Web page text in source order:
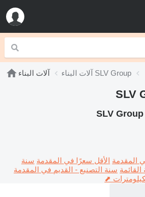
آلات البناء آلات البناء SLV Group
المقدمة الأقل سعرًا في المقدمة سنة
سنة التصنيع - القديم في المقدمة
⬈